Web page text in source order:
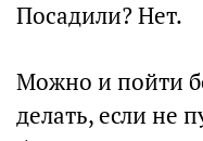
Посадили? Нет.
Можно и пойти
делать, если не